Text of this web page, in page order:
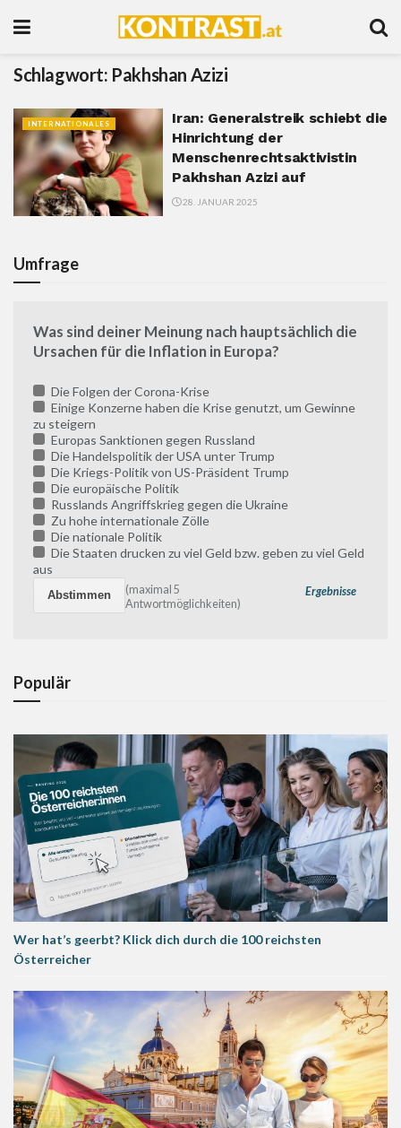
Schlagwort: Pakhshan Azizi
INTERNATIONALES
Iran: Generalstreik schiebt die
Hinrichtung der
Menschenrechtsaktivistin
Pakhshan Azizi auf
28. JANUAR 2025
Umfrage
Was sind deiner Meinung nach hauptsächlich die
Ursachen für die Inflation in Europa?
Die Folgen der Corona-Krise
Einige Konzerne haben die Krise genutzt, um Gewinne
zu steigern
Europas Sanktionen gegen Russland
Die Handelspolitik der USA unter Trump
Die Kriegs-Politik von US-Präsident Trump
Die europäische Politik
Russlands Angriffskrieg gegen die Ukraine
Zu hohe internationale Zölle
Die nationale Politik
Die Staaten drucken zu viel Geld bzw. geben zu viel Geld
aus
Ergebnisse
(maximal 5
Antwortmöglichkeiten)
Populär
Wer hat’s geerbt? Klick dich durch die 100 reichsten
Österreicher